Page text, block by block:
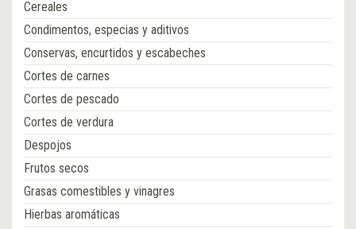
Cereales
Condimentos, especias y aditivos
Conservas, encurtidos y escabeches
Cortes de carnes
Cortes de pescado
Cortes de verdura
Despojos
Frutos secos
Grasas comestibles y vinagres
Hierbas aromáticas